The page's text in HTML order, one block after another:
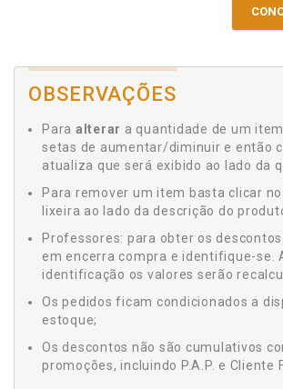
OBSERVAÇÕES
Para alterar a quantidade de um
setas de aumentar/diminuir e então
atualiza que será exibido ao lado da
Para remover um item basta clicar
lixeira ao lado da descrição do
Professores: para obter os descontos
em encerra compra e identifique-se.
identificação os valores serão
Os pedidos ficam condicionados a
estoque;
Os descontos não são cumulativos
promoções, incluindo P.A.P. e Cliente